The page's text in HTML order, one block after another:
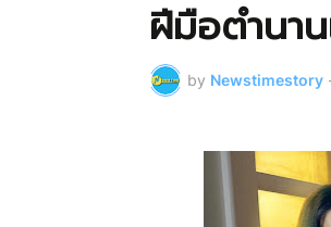
ฝีมือตำนา
by Newstimestory